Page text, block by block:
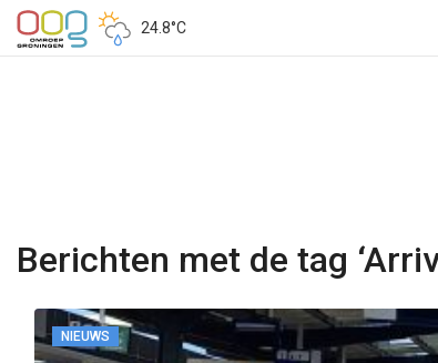
24.8°C
Berichten met de tag
NIEUWS